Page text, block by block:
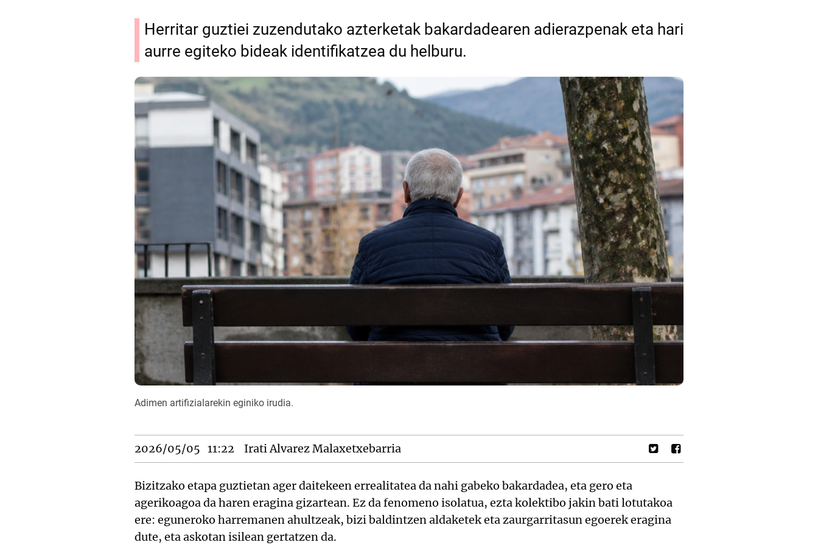
Herritar guztiei zuzendutako azterketak bakardadearen adierazpenak eta hari
aurre egiteko bideak identifikatzea du helburu.
Adimen artifizialarekin eginiko irudia.
2026/05/05 11:22 Irati Alvarez Malaxetxebarria
Bizitzako etapa guztietan ager daitekeen errealitatea da nahi gabeko bakardadea, eta gero eta
agerikoagoa da haren eragina gizartean. Ez da fenomeno isolatua, ezta kolektibo jakin bati lotutakoa
ere: eguneroko harremanen ahultzeak, bizi baldintzen aldaketek eta zaurgarritasun egoerek eragina
dute, eta askotan isilean gertatzen da.